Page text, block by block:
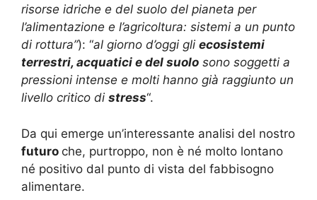
risorse idriche e del suolo del pianeta per
l’alimentazione e l’agricoltura: sistemi a un punto
di rottura”): “al giorno d’oggi gli ecosistemi
terrestri, acquatici e del suolo sono soggetti a
pressioni intense e molti hanno già raggiunto un
livello critico di stress“.
Da qui emerge un’interessante analisi del nostro
futuro che, purtroppo, non è né molto lontano
né positivo dal punto di vista del fabbisogno
alimentare.